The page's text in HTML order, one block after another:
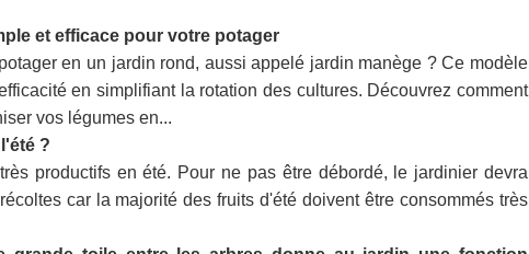
et efficace pour votre potager
en un jardin rond, aussi appelé jardin manège ? Ce modèle
en simplifiant la rotation des cultures. Découvrez comment
vos légumes en...
?
productifs en été. Pour ne pas être débordé, le jardinier devra
car la majorité des fruits d'été doivent être consommés très